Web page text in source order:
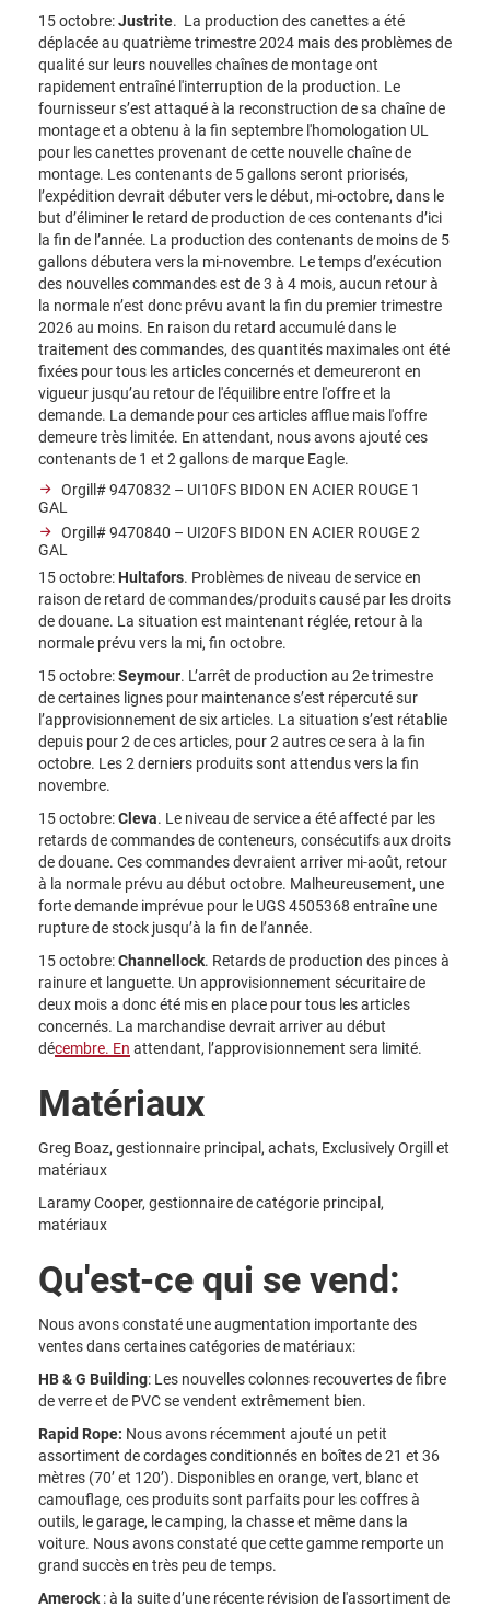
15 octobre:Justrite. La production des canettes a été
déplacée au quatrième trimestre 2024 mais des problèmes de
qualité sur leurs nouvelles chaînes de montage ont
rapidement entraîné l'interruption de la production. Le
fournisseur s’est attaqué à la reconstruction de sa chaîne de
montage et a obtenu à la fin septembre l'homologation UL
pour les canettes provenant de cette nouvelle chaîne de
montage. Les contenants de 5 gallons seront priorisés,
l’expédition devrait débuter vers le début, mi-octobre, dans le
but d’éliminer le retard de production de ces contenants d’ici
la fin de l’année. La production des contenants de moins de 5
gallons débutera vers la mi-novembre. Le temps d’exécution
des nouvelles commandes est de 3 à 4 mois, aucun retour à
la normale n’est donc prévu avant la fin du premier trimestre
2026 au moins. En raison du retard accumulé dans le
traitement des commandes, des quantités maximales ont été
fixées pour tous les articles concernés et demeureront en
vigueur jusqu’au retour de l'équilibre entre l'offre et la
demande. La demande pour ces articles afflue mais l'offre
demeure très limitée. En attendant, nous avons ajouté ces
contenants de 1 et 2 gallons de marque Eagle.
Orgill# 9470832 – UI10FS BIDON EN ACIER ROUGE 1
GAL
Orgill# 9470840 – UI20FS BIDON EN ACIER ROUGE 2
GAL
15 octobre: Hultafors. Problèmes de niveau de service en
raison de retard de commandes/produits causé par les droits
de douane. La situation est maintenant réglée, retour à la
normale prévu vers la mi, fin octobre.
15 octobre:Seymour. L’arrêt de production au 2e trimestre
de certaines lignes pour maintenance s’est répercuté sur
l’approvisionnement de six articles. La situation s’est rétablie
depuis pour 2 de ces articles, pour 2 autres ce sera à la fin
octobre. Les 2 derniers produits sont attendus vers la fin
novembre.
15 octobre:Cleva. Le niveau de service a été affecté par les
retards de commandes de conteneurs, consécutifs aux droits
de douane. Ces commandes devraient arriver mi-août, retour
à la normale prévu au début octobre. Malheureusement, une
forte demande imprévue pour le UGS 4505368 entraîne une
rupture de stock jusqu’à la fin de l’année.
15 octobre:Channellock. Retards de production des pinces à
rainure et languette. Un approvisionnement sécuritaire de
deux mois a donc été mis en place pour tous les articles
concernés. La marchandise devrait arriver au début
décembre. En attendant, l’approvisionnement sera limité.
Matériaux
Greg Boaz, gestionnaire principal, achats, Exclusively Orgill et
matériaux
Laramy Cooper, gestionnaire de catégorie principal,
matériaux
Qu'est-ce qui se vend:
Nous avons constaté une augmentation importante des
ventes dans certaines catégories de matériaux:
HB & G Building: Les nouvelles colonnes recouvertes de fibre
de verre et de PVC se vendent extrêmement bien.
Rapid Rope: Nous avons récemment ajouté un petit
assortiment de cordages conditionnés en boîtes de 21 et 36
mètres (70’ et 120’). Disponibles en orange, vert, blanc et
camouflage, ces produits sont parfaits pour les coffres à
outils, le garage, le camping, la chasse et même dans la
voiture. Nous avons constaté que cette gamme remporte un
grand succès en très peu de temps.
Amerock : à la suite d’une récente révision de l'assortiment de